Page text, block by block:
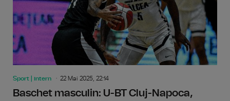
Sport | intern 22 Mai 2025, 22:14
Baschet masculin: U-BT Cluj-Napoca,